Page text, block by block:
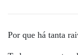
Por que há tanta